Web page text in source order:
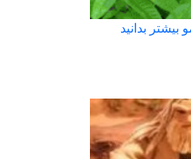
بیشتر بدانید